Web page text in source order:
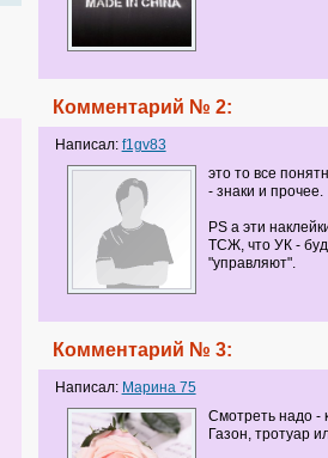
Комментарий № 2:
Написал: f1gv83
это то все
- знаки и прочее.
PS а эти
ТСЖ, что УК -
"управляют".
Комментарий № 3:
Написал: Марина 75
Смотреть надо -
Газон, тротуар